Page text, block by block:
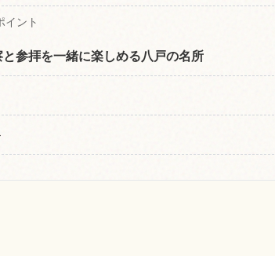
イント
参拝を一緒に楽しめる八戸の名所